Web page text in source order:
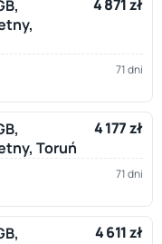
4 871 zł
71 dni
Toruń
4 177 zł
71 dni
4 611 zł